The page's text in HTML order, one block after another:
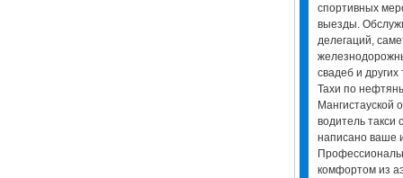
спортивных
выезды.
делегаций,
свадеб и
Тахи по
Мангистауской
водитель такси
написано ваше
комфортом из